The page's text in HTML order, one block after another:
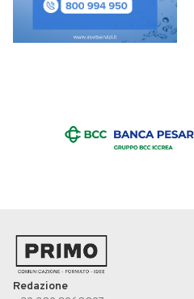
Redazione